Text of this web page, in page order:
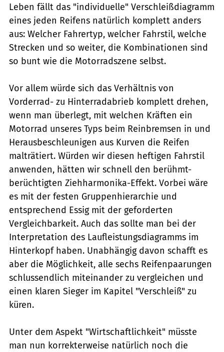
Leben fällt das "individuelle" Verschleißdiagramm
eines jeden Reifens natürlich komplett anders
aus: Welcher Fahrertyp, welcher Fahrstil, welche
Strecken und so weiter, die Kombinationen sind
so bunt wie die Motorradszene selbst.
Vor allem würde sich das Verhältnis von
Vorderrad- zu Hinterradabrieb komplett drehen,
wenn man überlegt, mit welchen Kräften ein
Motorrad unseres Typs beim Reinbremsen in und
Herausbeschleunigen aus Kurven die Reifen
malträtiert. Würden wir diesen heftigen Fahrstil
anwenden, hätten wir schnell den berühmt-
berüchtigten Ziehharmonika-Effekt. Vorbei wäre
es mit der festen Gruppenhierarchie und
entsprechend Essig mit der geforderten
Vergleichbarkeit. Auch das sollte man bei der
Interpretation des Laufleistungsdiagramms im
Hinterkopf haben. Unabhängig davon schafft es
aber die Möglichkeit, alle sechs Reifenpaarungen
schlussendlich miteinander zu vergleichen und
einen klaren Sieger im Kapitel "Verschleiß" zu
küren.
Unter dem Aspekt "Wirtschaftlichkeit" müsste
man nun korrekterweise natürlich noch die